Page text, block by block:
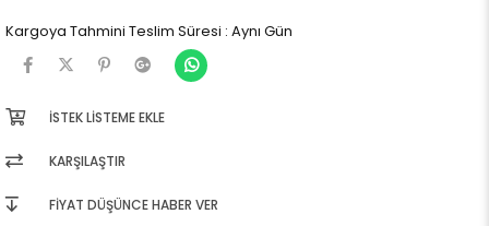
Kargoya Tahmini Teslim Süresi : Aynı Gün
İSTEK LISTEME EKLE
KARŞILAŞTIR
FIYAT DÜŞÜNCE HABER VER